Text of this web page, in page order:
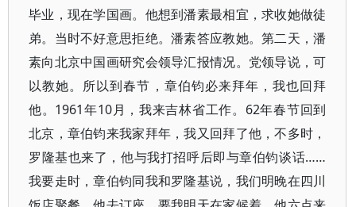
毕业，现在学国画。他想到潘素最相宜，求收她做徒
弟。当时不好意思拒绝。潘素答应教她。第二天，潘
素向北京中国画研究会领导汇报情况。党领导说，可
以教她。所以到春节，章伯钧必来拜年，我也回拜
他。1961年10月，我来吉林省工作。62年春节回到
北京，章伯钧来我家拜年，我又回拜了他，不多时，
罗隆基也来了，他与我打招呼后即与章伯钧谈话……
我要走时，章伯钧同我和罗隆基说，我们明晚在四川